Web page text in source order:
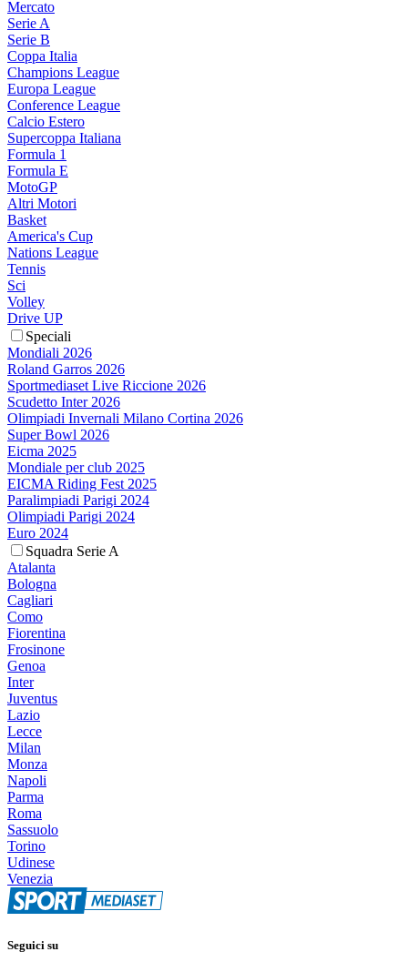
Mercato
Serie A
Serie B
Coppa Italia
Champions League
Europa League
Conference League
Calcio Estero
Supercoppa Italiana
Formula 1
Formula E
MotoGP
Altri Motori
Basket
America's Cup
Nations League
Tennis
Sci
Volley
Drive UP
Speciali
Mondiali 2026
Roland Garros 2026
Sportmediaset Live Riccione 2026
Scudetto Inter 2026
Olimpiadi Invernali Milano Cortina 2026
Super Bowl 2026
Eicma 2025
Mondiale per club 2025
EICMA Riding Fest 2025
Paralimpiadi Parigi 2024
Olimpiadi Parigi 2024
Euro 2024
Squadra Serie A
Atalanta
Bologna
Cagliari
Como
Fiorentina
Frosinone
Genoa
Inter
Juventus
Lazio
Lecce
Milan
Monza
Napoli
Parma
Roma
Sassuolo
Torino
Udinese
Venezia
Seguici su